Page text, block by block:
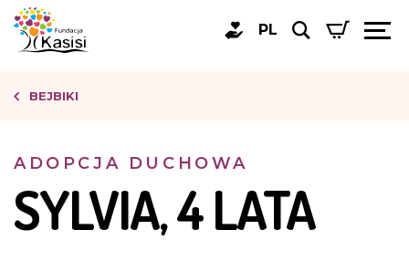
PL
BEJBIKI
ADOPCJA DUCHOWA
SYLVIA, 4 LATA